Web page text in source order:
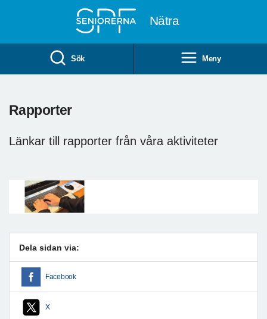
Nätra
Sök Meny
Rapporter
Länkar till rapporter från våra aktiviteter
Dela sidan via:
Facebook
X